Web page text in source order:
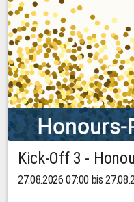
Kick-Off 3 -
27.08.2026 07:00 bis